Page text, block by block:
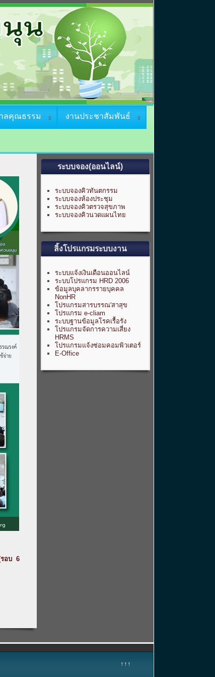
ลคุณธรรม งานประชาสัมพันธ์
อบ 6
ระบบจอง(ออนไลน์)
ระบบจองคิวทันตกรรม
ระบบจองห้องประชุม
ระบบจองคิวตรวจสุขภาพ
ระบบจองคิวนวดแผนไทย
ลิ้งโปรแกรมระบบงาน
ระบบแจ้งเงินเดือนออนไลน์
ระบบโปรแกรม HRD 2006
ข้อมูลบุคลากรรายบุคคล
NonHR
โปรแกรมสารบรรณ'สาสุข
โปรแกรม e-cliam
ระบบฐานข้อมูลโรคเรื้อรัง
โปรแกรมจัดการความเสี่ยง
HRMS
โปรแกรมแจ้งซ่อมคอมพิวเตอร์
E-Office
↑↑↑